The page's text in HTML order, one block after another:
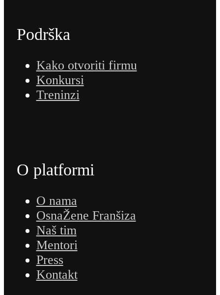
Podrška
Kako otvoriti firmu
Konkursi
Treninzi
O platformi
O nama
OsnaŽene Franšiza
Naš tim
Mentori
Press
Kontakt